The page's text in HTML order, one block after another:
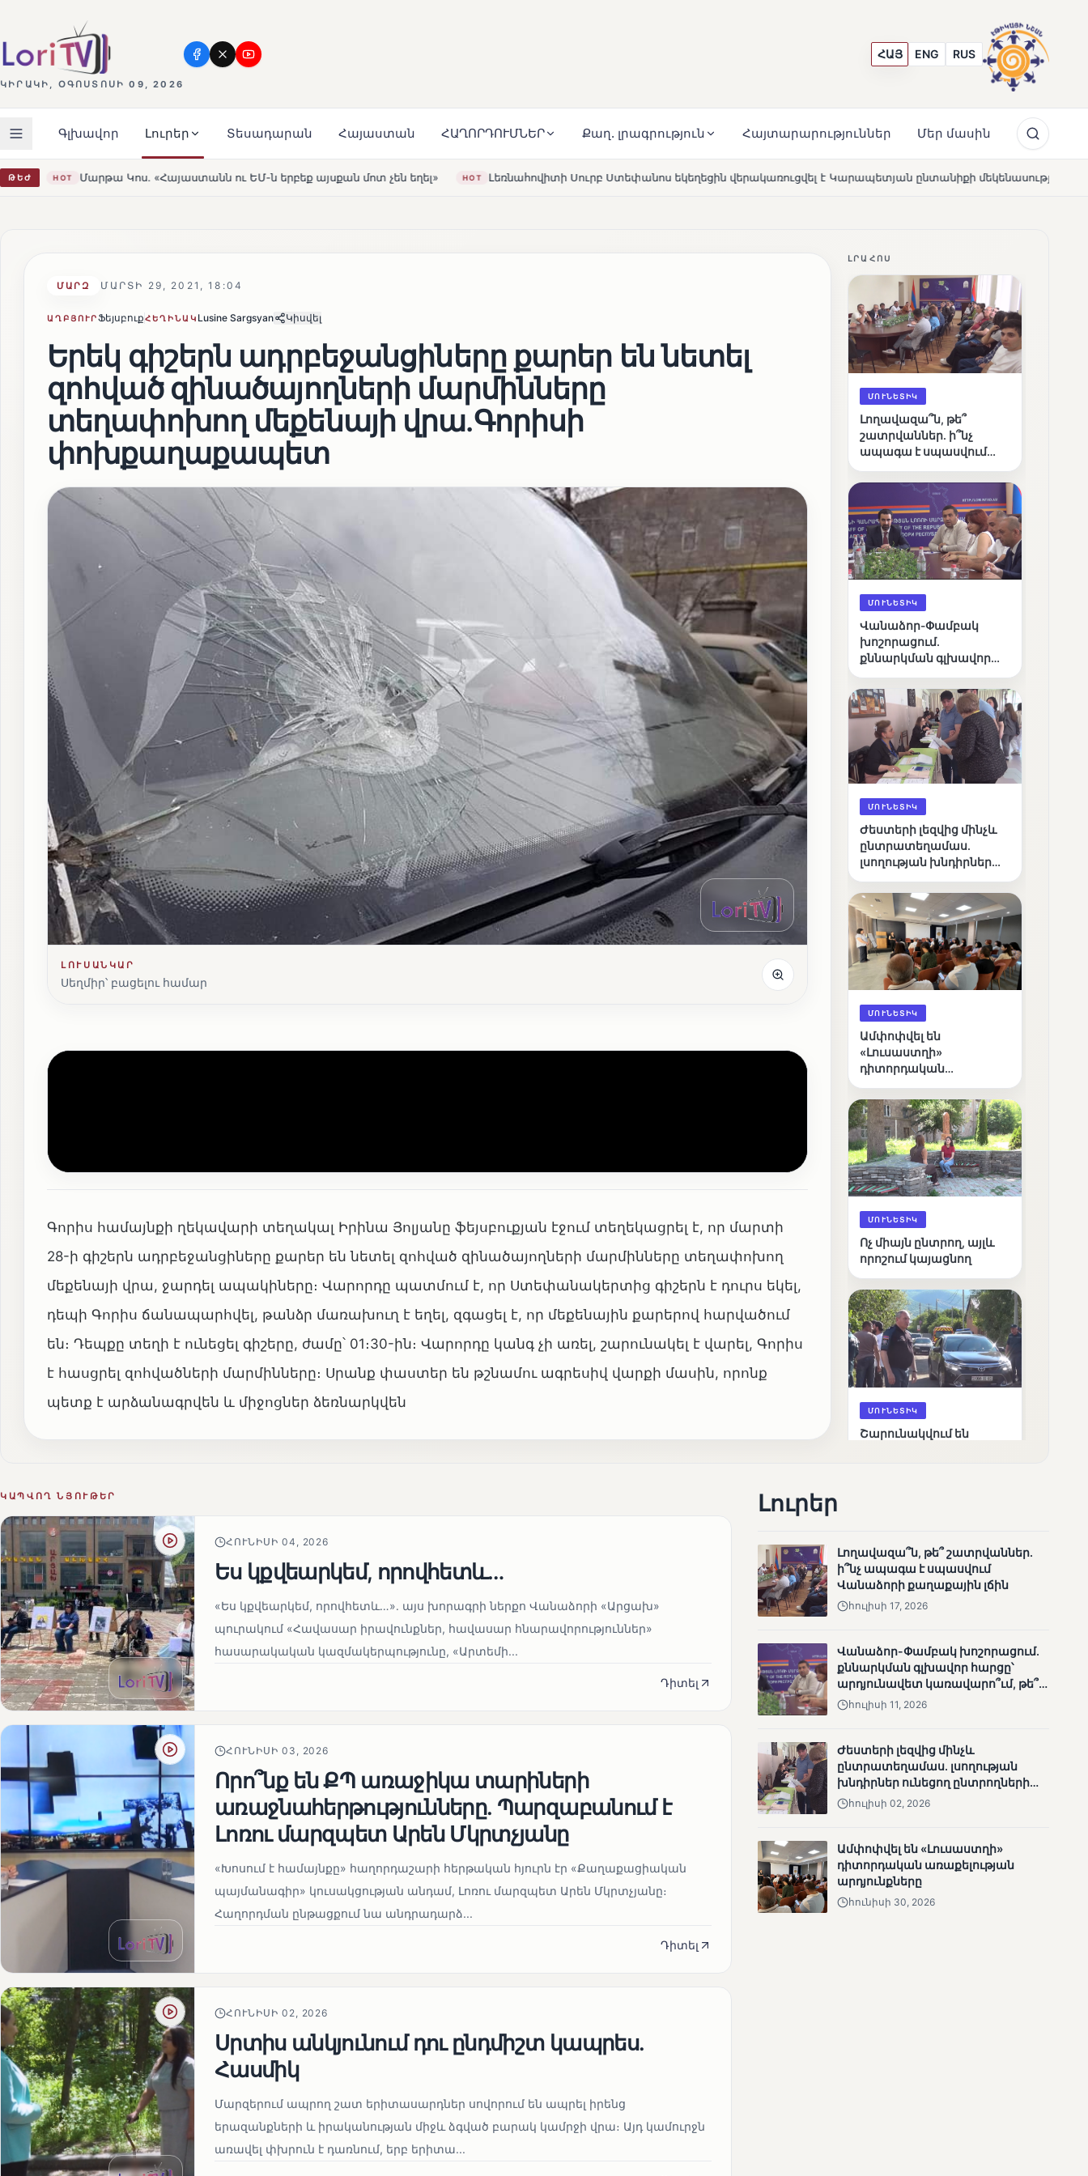
ԿԻՐԱԿԻ, ՕԳՈՍՏՈՍԻ 09, 2026
ՀԱՅ ENG RUS
Գլխավոր Լուրեր Տեսադարան Հայաստան ՀԱՂՈՐԴՈՒՄՆԵՐ Քաղ. լրագրություն Հայտարարություններ Մեր մասին
ԹԵԺ ու ԵՄ-ն երբեք այսքան մոտ չեն եղել» HOT Լեռնահովիտի Սուրբ Ստեփանոս եկեղեցին վերակառուցվել է Կարապետյան ընտանիքի մեկենասությամբ NEWS Լողավազա՞ն, թե՞
ՄԱՐԶ ՄԱՐՏԻ 29, 2021, 18:04
ԱՂԲՅՈՒՐՖեյսբուքՀԵՂԻՆԱԿ Lusine Sargsyan Կիսվել
Երեկ գիշերն ադրբեջանցիները քարեր են նետել
զոհված զինածայողների մարմինները
տեղափոխող մեքենայի վրա.Գորիսի
փոխքաղաքապետ
ԼՈՒՍԱՆԿԱՐ
Սեղմիր՝ բացելու համար
Գորիս համայնքի ղեկավարի տեղակալ Իրինա Յոլյանը ֆեյսբուքյան էջում տեղեկացրել է, որ մարտի
28-ի գիշերն ադրբեջանցիները քարեր են նետել զոհված զինածայողների մարմինները տեղափոխող
մեքենայի վրա, ջարդել ապակիները։ Վարորդը պատմում է, որ Ստեփանակերտից գիշերն է դուրս եկել,
դեպի Գորիս ճանապարհվել, թանձր մառախուղ է եղել, զգացել է, որ մեքենային քարերով հարվածում
են։ Դեպքը տեղի է ունեցել գիշերը, ժամը՝ 01։30-ին։ Վարորդը կանգ չի առել, շարունակել է վարել, Գորիս
է հասցրել զոհվածների մարմինները։ Սրանք փաստեր են թշնամու ագրեսիվ վարքի մասին, որոնք
պետք է արձանագրվեն և միջոցներ ձեռնարկվեն
ԼՐԱՀՈՍ
ՄՈՒՆԵՏԻԿ
Լողավազա՞ն, թե՞
շատրվաններ. ի՞նչ
ապագա է սպասվում
լճին
ՄՈՒՆԵՏԻԿ
Վանաձոր-Փամբակ
խոշորացում.
քննարկման գլխավոր
կառավարո՞ւմ, թե՞
քաղաքական նպատակ
ՄՈՒՆԵՏԻԿ
Ժեստերի լեզվից մինչև
ընտրատեղամաս.
լսողության խնդիրներ
ճանապարհը
ՄՈՒՆԵՏԻԿ
Ամփոփվել են
«Լուսաստղի»
դիտորդական
արդյունքները
ՄՈՒՆԵՏԻԿ
Ոչ միայն ընտրող, այլև
որոշում կայացնող
ՄՈՒՆԵՏԻԿ
Շարունակվում են
ընտրություններ՝ դեռևս
չլուծված խնդիրներով.
«Լուսաստղի»
դիտորդական
Մատչելի
ընտրություններ.
ձեռքբերումներ և
բացթողումներ
ԿԱՊՎՈՂ ՆՅՈՒԹԵՐ
ՀՈՒՆԻՍԻ 04, 2026
Ես կքվեարկեմ, որովհետև…
«Ես կքվեարկեմ, որովհետև…»․ այս խորագրի ներքո Վանաձորի «Արցախ»
պուրակում «Հավասար իրավունքներ, հավասար հնարավորություններ»
հասարակական կազմակերպությունը, «Արտեմի...
Դիտել
ՀՈՒՆԻՍԻ 03, 2026
Որո՞նք են ՔՊ առաջիկա տարիների
առաջնահերթությունները. Պարզաբանում է
Լոռու մարզպետ Արեն Մկրտչյանը
«Խոսում է համայնքը» հաղորդաշարի հերթական հյուրն էր «Քաղաքացիական
պայմանագիր» կուսակցության անդամ, Լոռու մարզպետ Արեն Մկրտչյանը։
Հաղորդման ընթացքում նա անդրադարձ...
Դիտել
ՀՈՒՆԻՍԻ 02, 2026
Սրտիս անկյունում դու ընդմիշտ կապրես.
Հասմիկ
Մարզերում ապրող շատ երիտասարդներ սովորում են ապրել իրենց
երազանքների և իրականության միջև ձգված բարակ կամրջի վրա։ Այդ կամուրջն
առավել փխրուն է դառնում, երբ երիտա...
Լուրեր
Լողավազա՞ն, թե՞ շատրվաններ.
ի՞նչ ապագա է սպասվում
Վանաձորի քաղաքային լճին
հուլիսի 17, 2026
Վանաձոր-Փամբակ խոշորացում.
քննարկման գլխավոր հարցը՝
արդյունավետ կառավարո՞ւմ, թե՞
քաղաքական նպատակ
հուլիսի 11, 2026
Ժեստերի լեզվից մինչև
ընտրատեղամաս. լսողության
խնդիրներ ունեցող ընտրողների
ճանապարհը
հուլիսի 02, 2026
Ամփոփվել են «Լուսաստղի»
դիտորդական առաքելության
արդյունքները
հունիսի 30, 2026